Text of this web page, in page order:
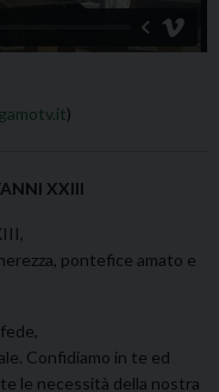
)
XXIII
pontefice amato e
Confidiamo in te ed
le necessità della nostra